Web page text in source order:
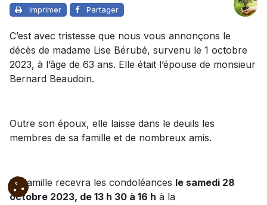
Imprimer Partager
C’est avec tristesse que nous vous annonçons le
décès de madame Lise Bérubé, survenu le 1 octobre
2023, à l’âge de 63 ans. Elle était l’épouse de monsieur
Bernard Beaudoin.
Outre son époux, elle laisse dans le deuils les
membres de sa famille et de nombreux amis.
La famille recevra les condoléances le samedi 28
octobre 2023, de 13 h 30 à 16 h à la